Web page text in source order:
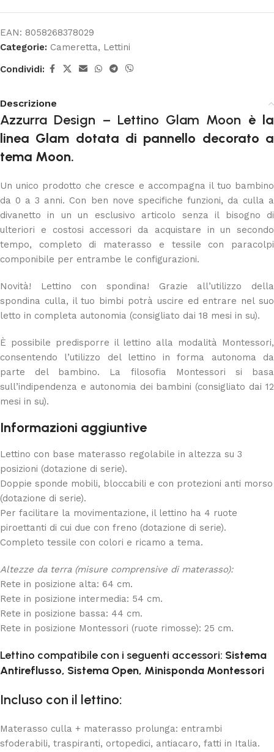
EAN: 8058268378029
Categorie: Cameretta, Lettini
Condividi:
Descrizione
Azzurra Design – Lettino Glam Moon è la
linea Glam dotata di pannello decorato a
tema Moon.
Un unico prodotto che cresce e accompagna il tuo bambino
da 0 a 3 anni. Con ben nove specifiche funzioni, da culla a
divanetto in un un esclusivo articolo senza il bisogno di
ulteriori e costosi accessori da acquistare in un secondo
tempo, completo di materasso e tessile con paracolpi
componibile per entrambe le configurazioni.
Novità! Lettino con spondina! Grazie all’utilizzo della
spondina culla, il tuo bimbi potrà uscire ed entrare nel suo
letto in completa autonomia (consigliato dai 18 mesi in su).
È possibile predisporre il lettino alla modalità Montessori,
consentendo l’utilizzo del lettino in forma autonoma da
parte del bambino. La filosofia Montessori si basa
sull’indipendenza e autonomia dei bambini (consigliato dai 12
mesi in su).
Informazioni aggiuntive
Lettino con base materasso regolabile in altezza su 3
posizioni (dotazione di serie).
Doppie sponde mobili, bloccabili e con protezioni anti morso
(dotazione di serie).
Per facilitare la movimentazione, il lettino ha 4 ruote
piroettanti di cui due con freno (dotazione di serie).
Completo tessile con colori e ricamo a tema.
Altezze da terra (misure comprensive di materasso):
Rete in posizione alta: 64 cm.
Rete in posizione intermedia: 54 cm.
Rete in posizione bassa: 44 cm.
Rete in posizione Montessori (ruote rimosse): 25 cm.
Lettino compatibile con i seguenti accessori: Sistema
Antireflusso, Sistema Open, Minisponda Montessori
Incluso con il lettino:
Materasso culla + materasso prolunga: entrambi
sfoderabili, traspiranti, ortopedici, antiacaro, fatti in Italia.